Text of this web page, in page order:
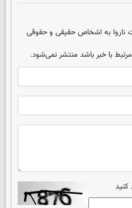
ناروا به اشخاص حقیقی و حقوقی
مرتبط با خبر باشد منتشر نمی‌شود.
کنید